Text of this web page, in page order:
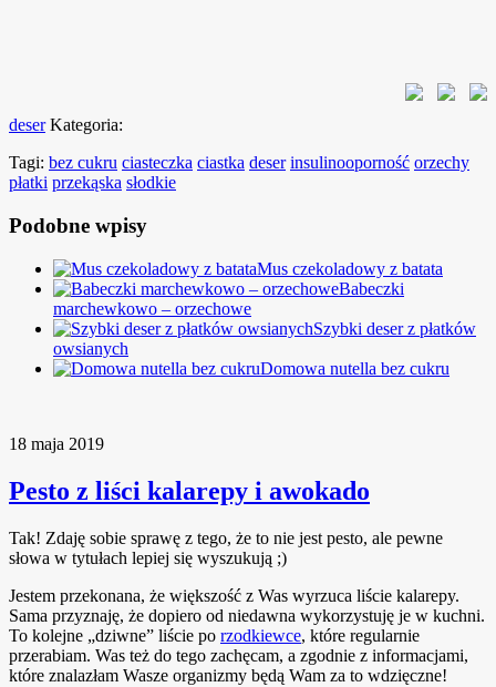
deser Kategoria:
Tagi: bez cukru ciasteczka ciastka deser insulinooporność orzechy
płatki przekąska słodkie
Podobne wpisy
Mus czekoladowy z batata
Babeczki
marchewkowo – orzechowe
Szybki deser z płatków
owsianych
Domowa nutella bez cukru
18 maja 2019
Pesto z liści kalarepy i awokado
Tak! Zdaję sobie sprawę z tego, że to nie jest pesto, ale pewne
słowa w tytułach lepiej się wyszukują ;)
Jestem przekonana, że większość z Was wyrzuca liście kalarepy.
Sama przyznaję, że dopiero od niedawna wykorzystuję je w kuchni.
To kolejne „dziwne” liście po rzodkiewce, które regularnie
przerabiam. Was też do tego zachęcam, a zgodnie z informacjami,
które znalazłam Wasze organizmy będą Wam za to wdzięczne!